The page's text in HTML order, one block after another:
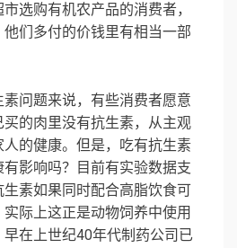
选购有机农产品的消费者，
们多付的价钱里有相当一部
问题来说，有些消费者愿意
的肉里没有抗生素，从主观
的健康。但是，吃有抗生素
影响吗？目前有实验数据支
素如果同时配合高脂饮食可
际上这正是动物饲养中使用
在上世纪40年代制药公司已